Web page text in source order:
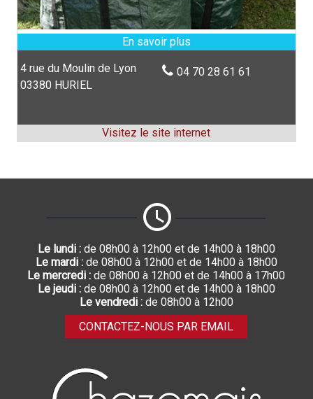
4 rue du Moulin de Lyon
03380 HURIEL
04 70 28 61 61
Le lundi :de 08h00 à 12h00 et de 14h00 à 18h00
Le mardi :de 08h00 à 12h00 et de 14h00 à 18h00
Le mercredi : de 08h00 à 12h00 et de 14h00 à 17h00
Le jeudi :de 08h00 à 12h00 et de 14h00 à 18h00
Le vendredi :de 08h00 à 12h00
CONTACTEZ-NOUS PAR EMAIL